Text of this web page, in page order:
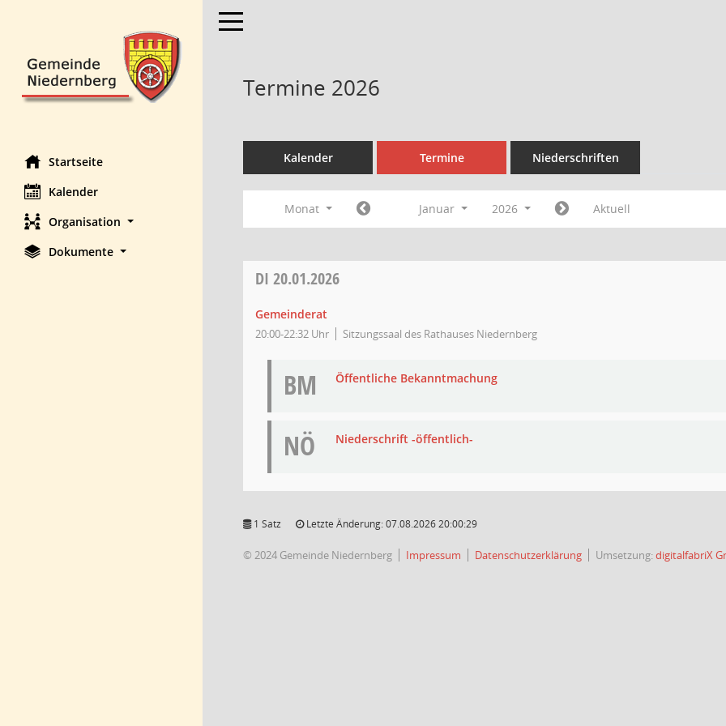
Startseite
Kalender
Organisation
Dokumente
Toggle navigation
Termine 2026
Kalender Termine Niederschriften
Monat Januar 2026 Aktuell
DI 20.01.2026
Gemeinderat
20:00-22:32 Uhr Sitzungssaal des Rathauses Niedernberg
BM Öffentliche Bekanntmachung
NÖ Niederschrift -öffentlich-
1 Satz Letzte Änderung: 07.08.2026 20:00:29
© 2024 Gemeinde Niedernberg Impressum Datenschutzerklärung Umsetzung:digitalfabriX